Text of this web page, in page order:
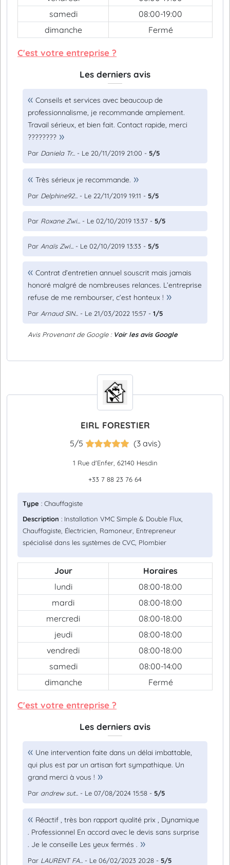
samedi
08:00-19:00
dimanche
Fermé
C'est votre entreprise ?
Les derniers avis
Conseils et services avec beaucoup de
professionnalisme, je recommande amplement.
Travail sérieux, et bien fait. Contact rapide, merci
????????
Par Daniela Tr... - Le 20/11/2019 21:00 - 5/5
Très sérieux je recommande.
Par Delphine92... - Le 22/11/2019 19:11 - 5/5
Par Roxane Zwi... - Le 02/10/2019 13:37 - 5/5
Par Anaïs Zwi... - Le 02/10/2019 13:33 - 5/5
Contrat d’entretien annuel souscrit mais jamais
honoré malgré de nombreuses relances. L’entreprise
refuse de me rembourser, c’est honteux !
Par Arnaud SIN... - Le 21/03/2022 15:57 - 1/5
Avis Provenant de Google : Voir les avis Google
EIRL FORESTIER
5/5 (3 avis)
1 Rue d'Enfer, 62140 Hesdin
+33 7 88 23 76 64
Type : Chauffagiste
Description : Installation VMC Simple & Double Flux,
Chauffagiste, Électricien, Ramoneur, Entrepreneur
spécialisé dans les systèmes de CVC, Plombier
Jour
Horaires
lundi
08:00-18:00
mardi
08:00-18:00
mercredi
08:00-18:00
jeudi
08:00-18:00
vendredi
08:00-18:00
samedi
08:00-14:00
dimanche
Fermé
C'est votre entreprise ?
Les derniers avis
Une intervention faite dans un délai imbattable,
qui plus est par un artisan fort sympathique. Un
grand merci à vous !
Par andrew sut... - Le 07/08/2024 15:58 - 5/5
Réactif , très bon rapport qualité prix , Dynamique
. Professionnel En accord avec le devis sans surprise
. Je le conseille Les yeux fermés .
Par LAURENT FA... - Le 06/02/2023 20:28 - 5/5